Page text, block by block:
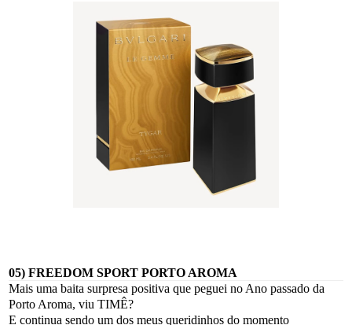
05) FREEDOM SPORT PORTO AROMA
Mais uma baita surpresa positiva que peguei no Ano passado da
Porto Aroma, viu TIMÊ?
E continua sendo um dos meus queridinhos do momento